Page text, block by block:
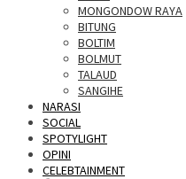
MONGONDOW RAYA
BITUNG
BOLTIM
BOLMUT
TALAUD
SANGIHE
NARASI
SOCIAL
SPOTYLIGHT
OPINI
CELEBTAINMENT